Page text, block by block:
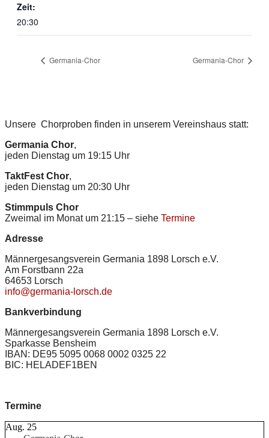
Zeit:
20:30
Germania-Chor Germania-Chor
Unsere Chorproben finden in unserem Vereinshaus statt:
Germania Chor,
jeden Dienstag um 19:15 Uhr
TaktFest Chor,
jeden Dienstag um 20:30 Uhr
Stimmpuls Chor
Zweimal im Monat um 21:15 – siehe Termine
Adresse
Männergesangsverein Germania 1898 Lorsch e.V.
Am Forstbann 22a
64653 Lorsch
info@germania-lorsch.de
Bankverbindung
Männergesangsverein Germania 1898 Lorsch e.V.
Sparkasse Bensheim
IBAN: DE95 5095 0068 0002 0325 22
BIC: HELADEF1BEN
Termine
Aug. 25